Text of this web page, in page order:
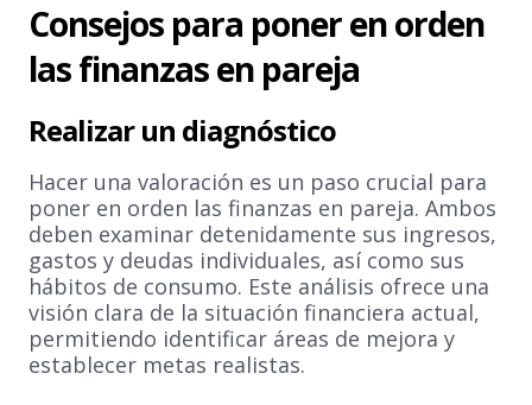
Consejos para poner en orden
las finanzas en pareja
Realizar un diagnóstico
Hacer una valoración es un paso crucial para
poner en orden las finanzas en pareja. Ambos
deben examinar detenidamente sus ingresos,
gastos y deudas individuales, así como sus
hábitos de consumo. Este análisis ofrece una
visión clara de la situación financiera actual,
permitiendo identificar áreas de mejora y
establecer metas realistas.